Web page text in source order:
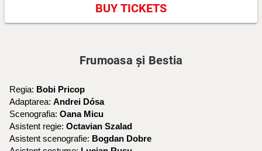
BUY TICKETS
Frumoasa și Bestia
Regia: Bobi Pricop
Adaptarea: Andrei Dósa
Scenografia: Oana Micu
Asistent regie: Octavian Szalad
Asistent scenografie: Bogdan Dobre